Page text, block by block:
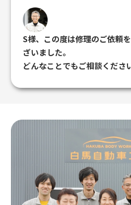
S様、この度は修理のご依頼
ざいました。
どんなことでもご相談くださ